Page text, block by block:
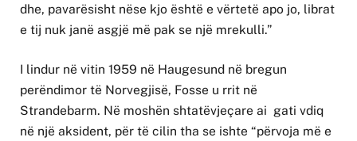
dhe, pavarësisht nëse kjo është e vërtetë apo jo, librat
e tij nuk janë asgjë më pak se një mrekulli.”
I lindur në vitin 1959 në Haugesund në bregun
perëndimor të Norvegjisë, Fosse u rrit në
Strandebarm. Në moshën shtatëvjeçare ai gati vdiq
në një aksident, për të cilin tha se ishte “përvoja më e